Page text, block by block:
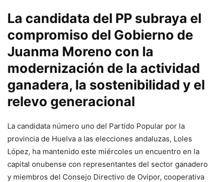
La candidata del PP subraya el
compromiso del Gobierno de
Juanma Moreno con la
modernización de la actividad
ganadera, la sostenibilidad y el
relevo generacional
La candidata número uno del Partido Popular por la
provincia de Huelva a las elecciones andaluzas, Loles
López, ha mantenido este miércoles un encuentro en la
capital onubense con representantes del sector ganadero
y miembros del Consejo Directivo de Ovipor, cooperativa